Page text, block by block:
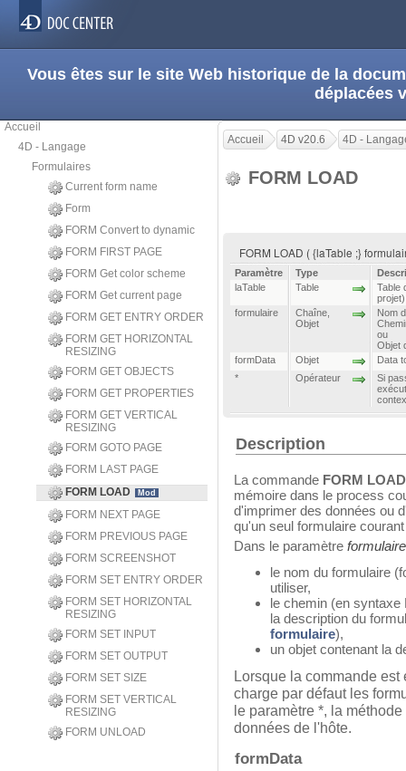
Vous êtes sur le site Web historique de la
déplacées
Accueil
4D - Langage
Formulaires
Current form name
Form
FORM Convert to dynamic
FORM FIRST PAGE
FORM Get color scheme
FORM Get current page
FORM GET ENTRY ORDER
FORM GET HORIZONTAL
RESIZING
FORM GET OBJECTS
FORM GET PROPERTIES
FORM GET VERTICAL
RESIZING
FORM GOTO PAGE
FORM LAST PAGE
FORM LOAD
Mod
FORM NEXT PAGE
FORM PREVIOUS PAGE
FORM SCREENSHOT
FORM SET ENTRY ORDER
FORM SET HORIZONTAL
RESIZING
FORM SET INPUT
FORM SET OUTPUT
FORM SET SIZE
FORM SET VERTICAL
RESIZING
FORM UNLOAD
Accueil 4D v20.6 4D -
FORM LOAD
FORM LOAD ( {laTable ;}
Paramètre Type
laTable
Table
Table
projet)
formulaire
Chaîne
Objet
Nom
ou
Objet
formData
Objet
Data
*
Opérateur
Si
Description
La commande FORM LOAD
mémoire dans le process
d'imprimer des données ou
qu'un seul formulaire
Dans le paramètre formulaire
le nom du formulaire
utiliser,
le chemin (en
la description du
formulaire),
un objet contenant la
Lorsque la commande
charge par défaut les
le paramètre *, la
données de l'hôte.
formData